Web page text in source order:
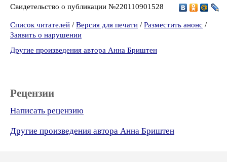
Свидетельство о публикации №220110901528
Список читателей / Версия для печати / Разместить анонс /
Заявить о нарушении
Другие произведения автора Анна Бриштен
Рецензии
Написать рецензию
Другие произведения автора Анна Бриштен